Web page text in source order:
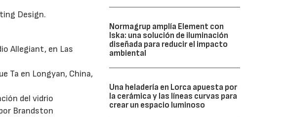
Design.
Allegiant, en Las
Ta en Longyan, China,
del vidrio
Brandston
Normagrup amplía Element con
Iska: una solución de iluminación
diseñada para reducir el impacto
ambiental
Una heladería en Lorca apuesta por
la cerámica y las líneas curvas para
crear un espacio luminoso